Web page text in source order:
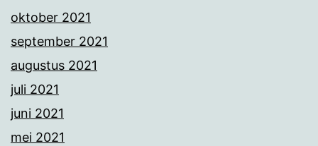
oktober 2021
september 2021
augustus 2021
juli 2021
juni 2021
mei 2021